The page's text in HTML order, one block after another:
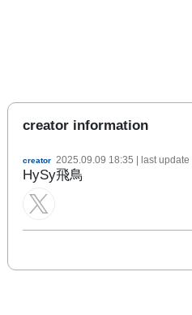
creator information
creator 2025.09.09 18:35 | last update
HySy飛鳥